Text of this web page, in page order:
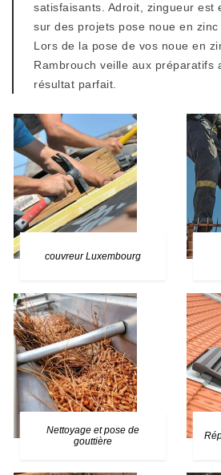
satisfaisants. Adroit, zingueur est
sur des projets pose noue en zinc
Lors de la pose de vos noue en
Rambrouch veille aux préparatifs
résultat parfait.
couvreur Luxembourg
Nettoyage et pose de
gouttière